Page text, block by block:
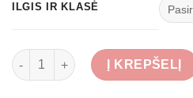
ILGIS IR KLASĖ
produkto kiekis: Traper Black
Į KREPŠELĮ